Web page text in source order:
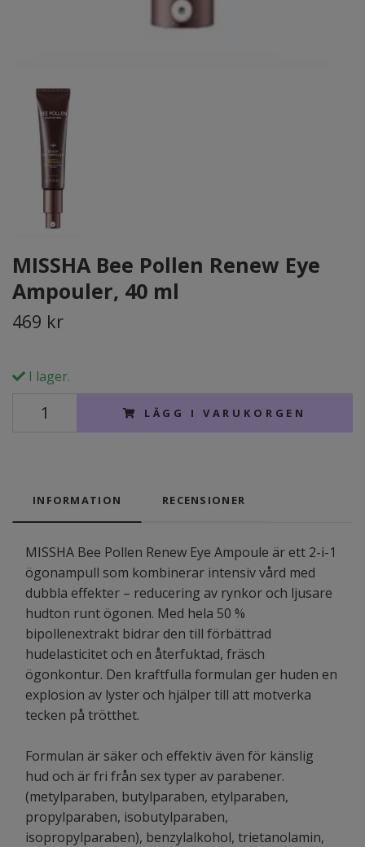
MISSHA Bee Pollen Renew Eye
Ampouler, 40 ml
469 kr
I lager.
LÄGG I VARUKORGEN
INFORMATION RECENSIONER
MISSHA Bee Pollen Renew Eye Ampoule är ett 2-i-1
ögonampull som kombinerar intensiv vård med
dubbla effekter – reducering av rynkor och ljusare
hudton runt ögonen. Med hela 50 %
bipollenextrakt bidrar den till förbättrad
hudelasticitet och en återfuktad, fräsch
ögonkontur. Den kraftfulla formulan ger huden en
explosion av lyster och hjälper till att motverka
tecken på trötthet.
Formulan är säker och effektiv även för känslig
hud och är fri från sex typer av parabener.
(metylparaben, butylparaben, etylparaben,
propylparaben, isobutylparaben,
isopropylparaben), benzylalkohol, trietanolamin,